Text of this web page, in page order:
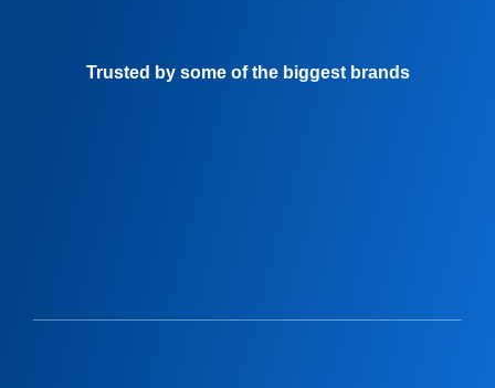
Trusted by some of the biggest brands